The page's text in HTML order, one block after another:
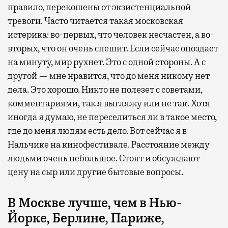
правило, перекошены от экзистенциальной
тревоги. Часто читается такая московская
истерика: во-первых, что человек несчастен, а во-
вторых, что он очень спешит. Если сейчас опоздает
на минуту, мир рухнет. Это с одной стороны. А с
другой — мне нравится, что до меня никому нет
дела. Это хорошо. Никто не полезет с советами,
комментариями, так я выгляжу или не так. Хотя
иногда я думаю, не переселиться ли в такое место,
где до меня людям есть дело. Вот сейчас я в
Нальчике на кинофестивале. Расстояние между
людьми очень небольшое. Стоят и обсуждают
цену на сыр или другие бытовые вопросы.
В Москве лучше, чем в Нью-
Йорке, Берлине, Париже,